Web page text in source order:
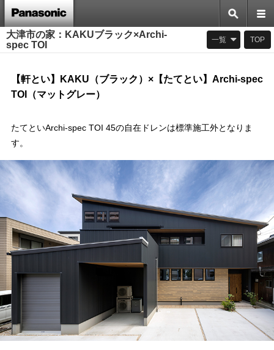
大津市の家：KAKUブラック×Archi-
spec TOI
一覧 TOP
【軒とい】KAKU（ブラック）×【たてとい】Archi-spec
TOI（マットグレー）
たてといArchi-spec TOI 45の自在ドレンは標準施工外となりま
す。